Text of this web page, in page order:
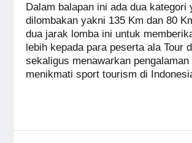
Dalam balapan ini ada dua kategori
dilombakan yakni 135 Km dan 80
dua jarak lomba ini untuk
lebih kepada para peserta ala Tour
sekaligus menawarkan pengalaman
menikmati sport tourism di